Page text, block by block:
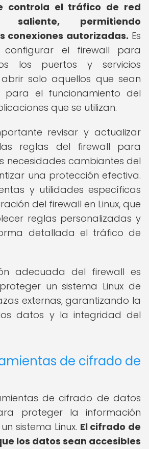
controla el tráfico de red
permitiendo
conexiones autorizadas. Es
configurar el firewall para
los puertos y servicios
abrir solo aquellos que sean
para el funcionamiento del
que se utilizan.
revisar y actualizar
reglas del firewall para
necesidades cambiantes del
una protección efectiva.
y utilidades específicas
del firewall en Linux, que
reglas personalizadas y
detallada el tráfico de
adecuada del firewall es
un sistema Linux de
externas, garantizando la
datos y la integridad del
de cifrado de
de cifrado de datos
proteger la información
sistema Linux. El cifrado de
los datos sean accesibles